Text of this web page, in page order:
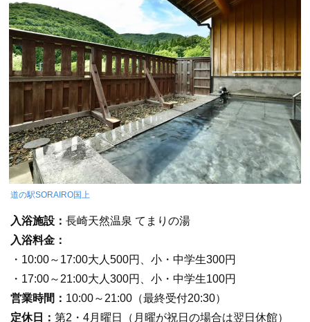
道の駅SORAIRO国上
入浴施設： 長崎天然温泉 てまりの湯
入浴料金：
・10:00～17:00大人500円、小・中学生300円
・17:00～21:00大人300円、小・中学生100円
営業時間： 10:00～21:00（最終受付20:30）
定休日： 第2・4月曜日（月曜が祝日の場合は翌日休館）